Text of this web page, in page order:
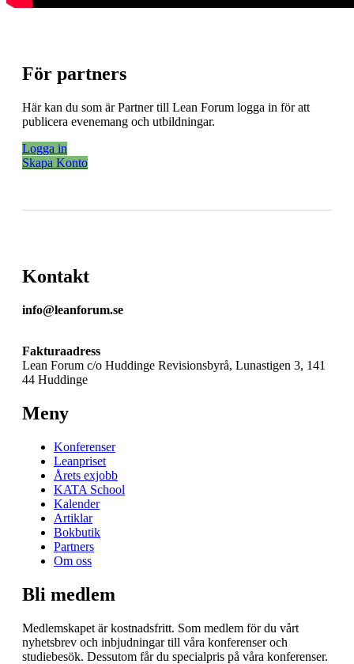
För partners
Här kan du som är Partner till Lean Forum logga in för att
publicera evenemang och utbildningar.
Logga in
Skapa Konto
Kontakt
info@leanforum.se
Fakturaadress
Lean Forum c/o Huddinge Revisionsbyrå, Lunastigen 3, 141
44 Huddinge
Meny
Konferenser
Leanpriset
Årets exjobb
KATA School
Kalender
Artiklar
Bokbutik
Partners
Om oss
Bli medlem
Medlemskapet är kostnadsfritt. Som medlem för du vårt
nyhetsbrev och inbjudningar till våra konferenser och
studiebesök. Dessutom får du specialpris på våra konferenser.